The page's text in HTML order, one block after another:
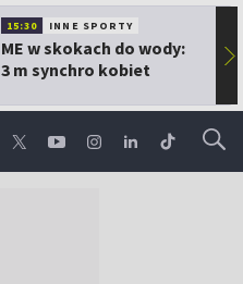
15:30 INNE SPORTY
ME w skokach do wody:
3 m synchro kobiet
▶